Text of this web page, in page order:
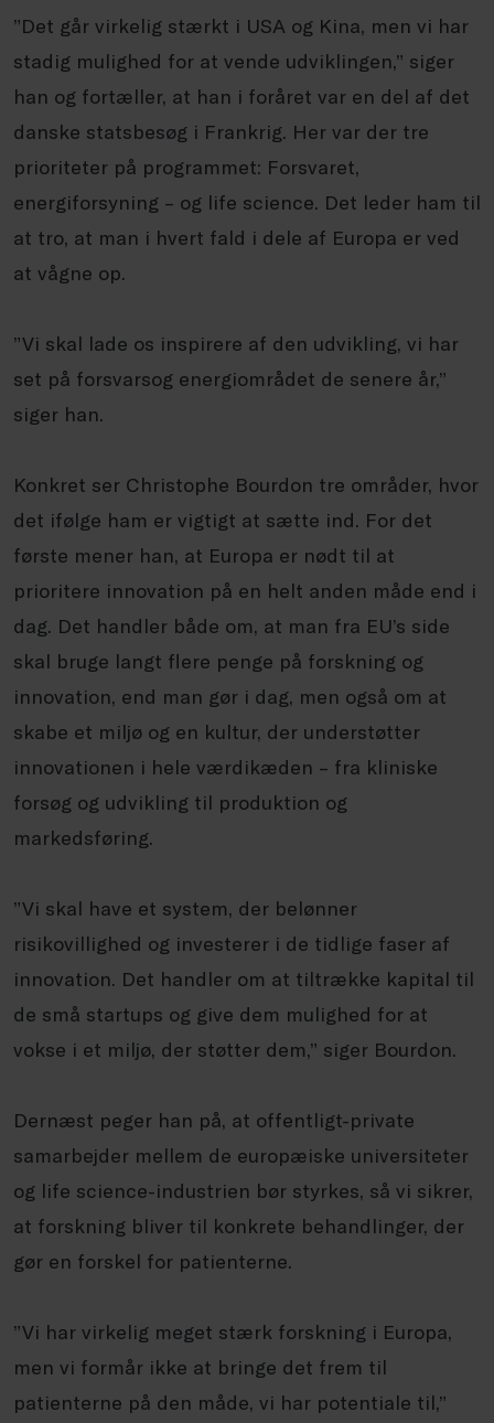
”Det går virkelig stærkt i USA og Kina, men vi har
stadig mulighed for at vende udviklingen,” siger
han og fortæller, at han i foråret var en del af det
danske statsbesøg i Frankrig. Her var der tre
prioriteter på programmet: Forsvaret,
energiforsyning – og life science. Det leder ham til
at tro, at man i hvert fald i dele af Europa er ved
at vågne op.
”Vi skal lade os inspirere af den udvikling, vi har
set på forsvarsog energiområdet de senere år,”
siger han.
Konkret ser Christophe Bourdon tre områder, hvor
det ifølge ham er vigtigt at sætte ind. For det
første mener han, at Europa er nødt til at
prioritere innovation på en helt anden måde end i
dag. Det handler både om, at man fra EU’s side
skal bruge langt flere penge på forskning og
innovation, end man gør i dag, men også om at
skabe et miljø og en kultur, der understøtter
innovationen i hele værdikæden – fra kliniske
forsøg og udvikling til produktion og
markedsføring.
”Vi skal have et system, der belønner
risikovillighed og investerer i de tidlige faser af
innovation. Det handler om at tiltrække kapital til
de små startups og give dem mulighed for at
vokse i et miljø, der støtter dem,” siger Bourdon.
Dernæst peger han på, at offentligt-private
samarbejder mellem de europæiske universiteter
og life science-industrien bør styrkes, så vi sikrer,
at forskning bliver til konkrete behandlinger, der
gør en forskel for patienterne.
”Vi har virkelig meget stærk forskning i Europa,
men vi formår ikke at bringe det frem til
patienterne på den måde, vi har potentiale til,”